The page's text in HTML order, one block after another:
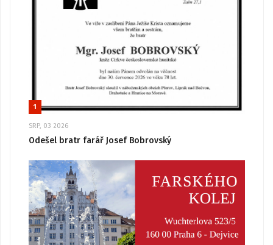
1
SRP, 03 2026
Odešel bratr farář Josef Bobrovský